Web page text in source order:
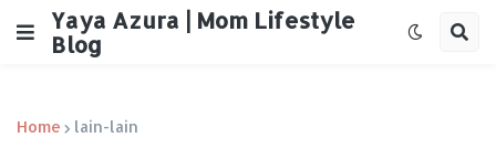
Yaya Azura | Mom Lifestyle
Blog
Home lain-lain